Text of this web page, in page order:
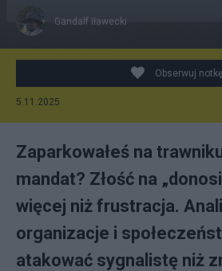
youtube.com
Gandalf Iławecki
Obserwuj notkę
5.11.2025
Zaparkowałeś na
mandat? Złość na
więcej niż frustracja.
organizacje i
atakować sygnalistę niż